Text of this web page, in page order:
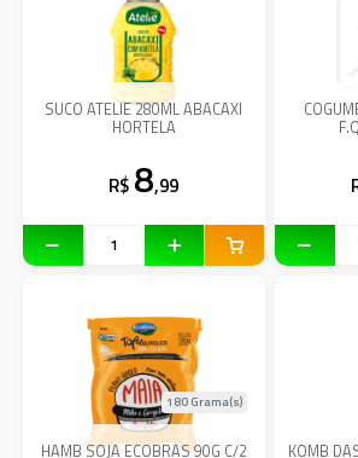
SUCO ATELIE 280ML ABACAXI
HORTELA
R$ 8,99
HAMB SOJA ECOBRAS 90G C/2
180 Grama(s)
KOMB